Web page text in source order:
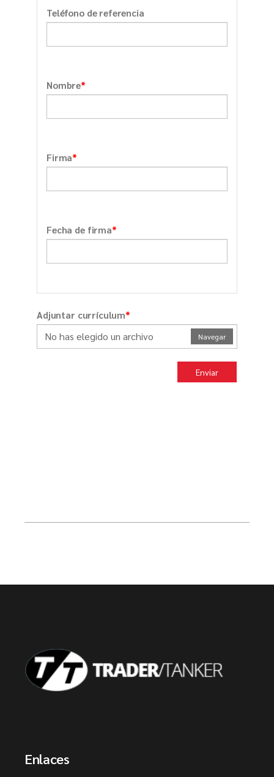
Teléfono de referencia
Nombre*
Firma*
Fecha de firma*
Adjuntar currículum*
No has elegido un archivo
Navegar
Enviar
Enlaces